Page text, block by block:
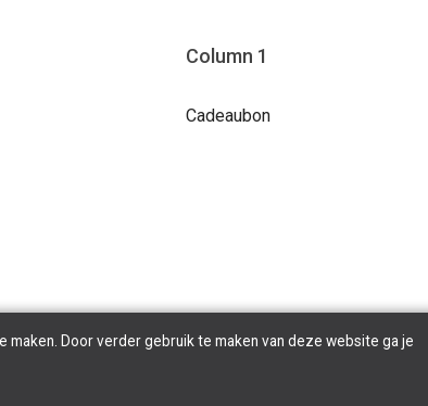
Column 1
Cadeaubon
Door verder gebruik te maken van deze website ga je